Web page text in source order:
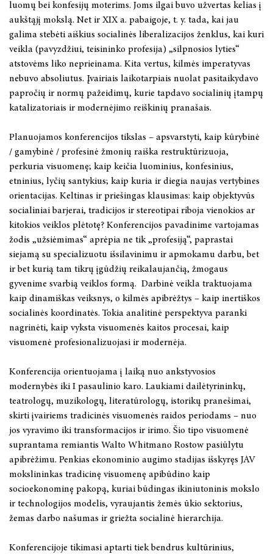
2025 m. balandžio 3 d.
2025 m. balandžio 1 – birželio 30 d.
2025 m. kovo 22 d.
2024 m. lapkričio 21–22 d.
2024 m. lapkričio 7-8 d.
2024 m. spalio 2 – 3 d.
2024 m. rugsėjo 26 d.
2024 m. liepos mėn. 1–4 d.
2024 m. rugsėjo 20 d.
2024 m. birželio 19 d.
2024 m. gegužės 16-17 d.
2024 m. balandžio 4–5 d.
2023 metai
2022 metai
2021 metai
2020 metai
luomų bei konfesijų moterims. Joms ilgai buvo užvertas kelias į
aukštąjį mokslą. Net ir XIX a. pabaigoje, t. y. tada, kai jau
galima stebėti aiškius socialinės liberalizacijos ženklus, kai kuri
veikla (pavyzdžiui, teisininko profesija) „silpnosios lyties“
atstovėms liko neprieinama. Kita vertus, kilmės imperatyvas
nebuvo absoliutus. Įvairiais laikotarpiais nuolat pasitaikydavo
papročių ir normų pažeidimų, kurie tapdavo socialinių įtampų
katalizatoriais ir modernėjimo reiškinių pranašais.
Planuojamos konferencijos tikslas – apsvarstyti, kaip kūrybinė
/ gamybinė / profesinė žmonių raiška restruktūrizuoja,
perkuria visuomenę; kaip keičia luominius, konfesinius,
etninius, lyčių santykius; kaip kuria ir diegia naujas vertybines
orientacijas. Keltinas ir priešingas klausimas: kaip objektyvūs
socialiniai barjerai, tradicijos ir stereotipai riboja vienokios ar
kitokios veiklos plėtotę? Konferencijos pavadinime vartojamas
žodis „užsiėmimas“ aprėpia ne tik „profesiją“, paprastai
siejamą su specializuotu išsilavinimu ir apmokamu darbu, bet
ir bet kurią tam tikrų įgūdžių reikalaujančią, žmogaus
gyvenime svarbią veiklos formą. Darbinė veikla traktuojama
kaip dinamiškas veiksnys, o kilmės apibrėžtys – kaip inertiškos
socialinės koordinatės. Tokia analitinė perspektyva paranki
nagrinėti, kaip vyksta visuomenės kaitos procesai, kaip
visuomenė profesionalizuojasi ir modernėja.
Konferencija orientuojama į laiką nuo ankstyvosios
modernybės iki I pasaulinio karo. Laukiami dailėtyrininkų,
teatrologų, muzikologų, literatūrologų, istorikų pranešimai,
skirti įvairiems tradicinės visuomenės raidos periodams – nuo
jos vyravimo iki transformacijos ir irimo. Šio tipo visuomenė
suprantama remiantis Walto Whitmano Rostow pasiūlytu
apibrėžimu. Penkias ekonominio augimo stadijas išskyręs JAV
mokslininkas tradicinę visuomenę apibūdino kaip
socioekonominę pakopą, kuriai būdingas ikiniutoninis mokslo
ir technologijos modelis, vyraujantis žemės ūkio sektorius,
žemas darbo našumas ir griežta socialinė hierarchija.
Konferencijoje tikimasi aptarti tiek bendrus kultūrinius,